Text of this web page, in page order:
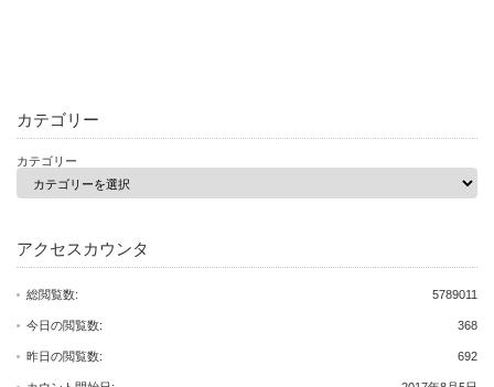
カテゴリー
カテゴリー
アクセスカウンタ
5789011
総閲覧数:
368
今日の閲覧数:
692
昨日の閲覧数: